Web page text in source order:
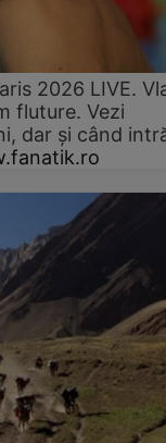
2026 LIVE.
fluture. Vezi
dar și când